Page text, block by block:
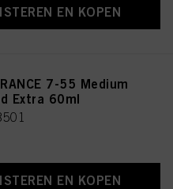
EN KOPEN
7-55 Medium
Extra 60ml
EN KOPEN